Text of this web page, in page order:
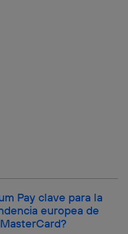
Pay clave para la
europea de